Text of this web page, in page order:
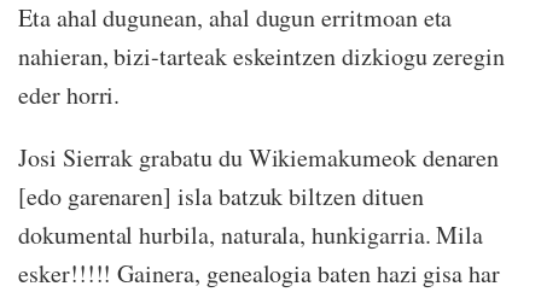
Eta ahal dugunean, ahal dugun erritmoan eta
nahieran, bizi-tarteak eskeintzen dizkiogu zeregin
eder horri.
Josi Sierrak grabatu du Wikiemakumeok denaren
[edo garenaren] isla batzuk biltzen dituen
dokumental hurbila, naturala, hunkigarria. Mila
esker!!!!! Gainera, genealogia baten hazi gisa har